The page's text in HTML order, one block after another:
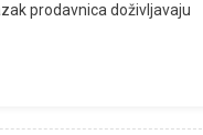
prodavnica doživljavaju